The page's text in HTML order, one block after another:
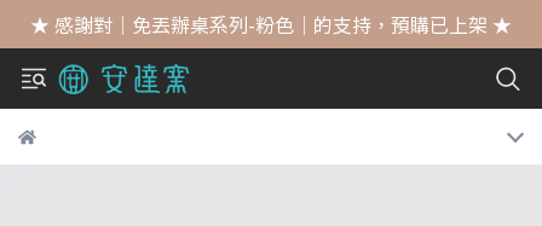
★ 感謝對｜免丟辦桌系列-粉色｜的支持，預購已上架 ★